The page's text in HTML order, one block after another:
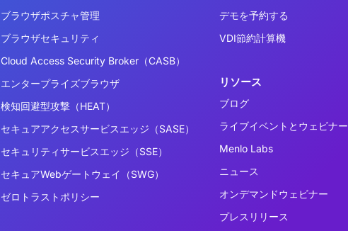
ブラウザポスチャ管理
ブラウザセキュリティ
Cloud Access Security Broker（CASB）
エンタープライズブラウザ
検知回避型攻撃（HEAT）
セキュアアクセスサービスエッジ（SASE）
セキュリティサービスエッジ（SSE）
セキュアWebゲートウェイ（SWG）
ゼロトラストポリシー
デモを予約する
VDI節約計算機
リソース
ブログ
ライブイベントとウェビナー
Menlo Labs
ニュース
オンデマンドウェビナー
プレスリリース